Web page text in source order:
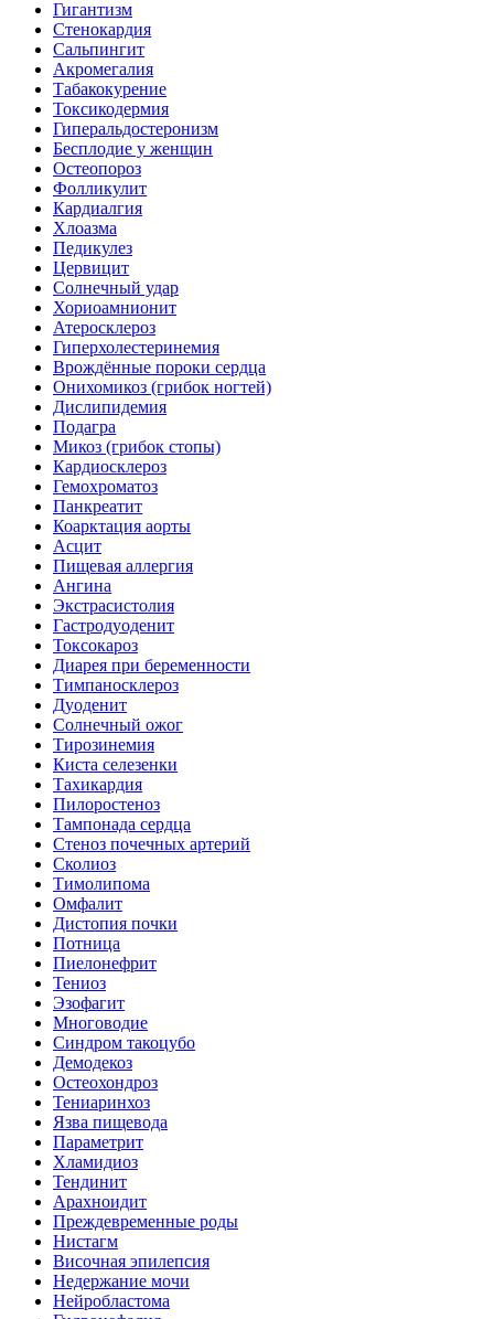
Гигантизм
Стенокардия
Сальпингит
Акромегалия
Табакокурение
Токсикодермия
Гиперальдостеронизм
Бесплодие у женщин
Остеопороз
Фолликулит
Кардиалгия
Хлоазма
Педикулез
Цервицит
Солнечный удар
Хориоамнионит
Атеросклероз
Гиперхолестеринемия
Врождённые пороки сердца
Онихомикоз (грибок ногтей)
Дислипидемия
Подагра
Микоз (грибок стопы)
Кардиосклероз
Гемохроматоз
Панкреатит
Коарктация аорты
Асцит
Пищевая аллергия
Ангина
Экстрасистолия
Гастродуоденит
Токсокароз
Диарея при беременности
Тимпаносклероз
Дуоденит
Солнечный ожог
Тирозинемия
Киста селезенки
Тахикардия
Пилоростеноз
Тампонада сердца
Стеноз почечных артерий
Сколиоз
Тимолипома
Омфалит
Дистопия почки
Потница
Пиелонефрит
Тениоз
Эзофагит
Многоводие
Синдром такоцубо
Демодекоз
Остеохондроз
Тениаринхоз
Язва пищевода
Параметрит
Хламидиоз
Тендинит
Арахноидит
Преждевременные роды
Нистагм
Височная эпилепсия
Недержание мочи
Нейробластома